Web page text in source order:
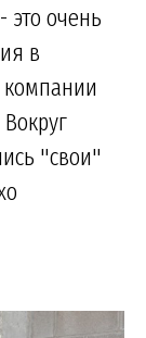
- это очень
в
компании
"свои"